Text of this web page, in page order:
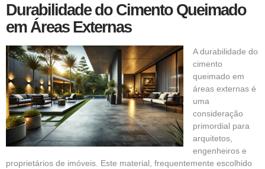
Durabilidade do Cimento Queimado
em Áreas Externas
A durabilidade do
cimento
queimado em
áreas externas é
uma
consideração
primordial para
arquitetos,
engenheiros e
proprietários de imóveis. Este material, frequentemente escolhido